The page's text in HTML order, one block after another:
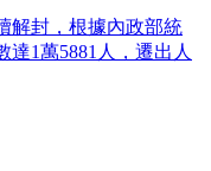
解封，根據內政部統
達1萬5881人，遷出人